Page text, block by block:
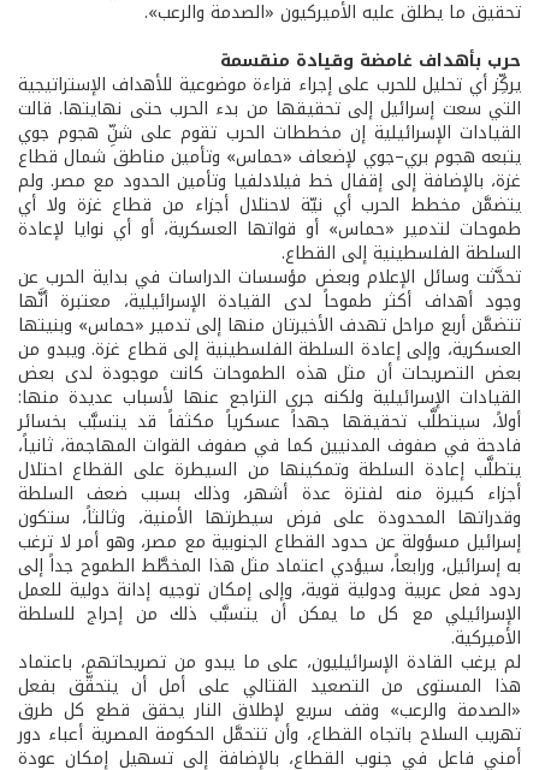
تحقيق ما يطلق عليه الأميركيون «الصدمة والرعب».
حرب بأهداف غامضة وقيادة منقسمة
يركِّز أي تحليل للحرب على إجراء قراءة موضوعية للأهداف الإستراتيجية
التي سعت إسرائيل إلى تحقيقها من بدء الحرب حتى نهايتها. قالت
القيادات الإسرائيلية إن مخططات الحرب تقوم على شنِّ هجوم جوي
يتبعه هجوم بري–جوي لإضعاف «حماس» وتأمين مناطق شمال قطاع
غزة، بالإضافة إلى إقفال خط فيلادلفيا وتأمين الحدود مع مصر. ولم
يتضمَّن مخطط الحرب أي نيّة لاحتلال أجزاء من قطاع غزة ولا أي
طموحات لتدمير «حماس» أو قواتها العسكرية، أو أي نوايا لإعادة
السلطة الفلسطينية إلى القطاع.
تحدَّثت وسائل الإعلام وبعض مؤسسات الدراسات في بداية الحرب عن
وجود أهداف أكثر طموحاً لدى القيادة الإسرائيلية، معتبرة أنَّها
تتضمَّن أربع مراحل تهدف الأخيرتان منها إلى تدمير «حماس» وبنيتها
العسكرية، وإلى إعادة السلطة الفلسطينية إلى قطاع غزة. ويبدو من
بعض التصريحات أن مثل هذه الطموحات كانت موجودة لدى بعض
القيادات الإسرائيلية ولكنه جرى التراجع عنها لأسباب عديدة منها:
أولاً، سيتطلَّب تحقيقها جهداً عسكرياً مكثفاً قد يتسبَّب بخسائر
فادحة في صفوف المدنيين كما في صفوف القوات المهاجمة، ثانياً،
يتطلَّب إعادة السلطة وتمكينها من السيطرة على القطاع احتلال
أجزاء كبيرة منه لفترة عدة أشهر، وذلك بسبب ضعف السلطة
وقدراتها المحدودة على فرض سيطرتها الأمنية، وثالثاً، ستكون
إسرائيل مسؤولة عن حدود القطاع الجنوبية مع مصر، وهو أمر لا ترغب
به إسرائيل، ورابعاً، سيؤدي اعتماد مثل هذا المخطَّط الطموح جداً إلى
ردود فعل عربية ودولية قوية، وإلى إمكان توجيه إدانة دولية للعمل
الإسرائيلي مع كل ما يمكن أن يتسبَّب ذلك من إحراج للسلطة
الأميركية.
لم يرغب القادة الإسرائيليون، على ما يبدو من تصريحاتهم، باعتماد
هذا المستوى من التصعيد القتالي على أمل أن يتحقَّق بفعل
«الصدمة والرعب» وقف سريع لإطلاق النار يحقق قطع كل طرق
تهريب السلاح باتجاه القطاع، وأن تتحمَّل الحكومة المصرية أعباء دور
أمني فاعل في جنوب القطاع، بالإضافة إلى تسهيل إمكان عودة